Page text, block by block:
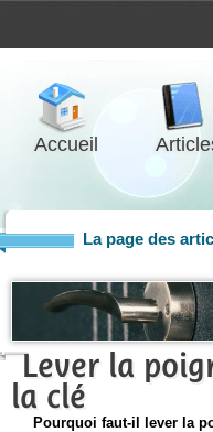
Accueil
La page des
Lever la
la clé
Pourquoi faut-il lever la